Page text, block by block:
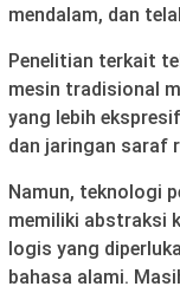
mendalam, dan
Penelitian terkait
mesin tradisional
yang lebih
dan jaringan saraf
Namun, teknologi
memiliki abstraksi
logis yang
bahasa alami.